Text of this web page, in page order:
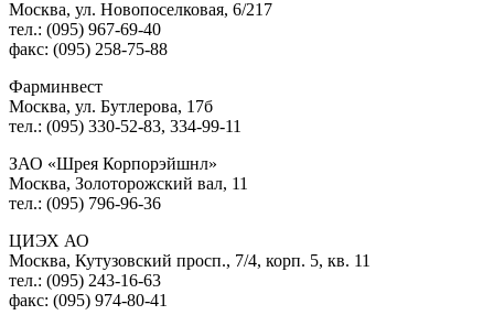
Москва, ул. Новопоселковая, 6/217
тел.: (095) 967-69-40
факс: (095) 258-75-88
Фарминвест
Москва, ул. Бутлерова, 17б
тел.: (095) 330-52-83, 334-99-11
ЗАО «Шрея Корпорэйшнл»
Москва, Золоторожский вал, 11
тел.: (095) 796-96-36
ЦИЭХ АО
Москва, Кутузовский просп., 7/4, корп. 5, кв. 11
тел.: (095) 243-16-63
факс: (095) 974-80-41